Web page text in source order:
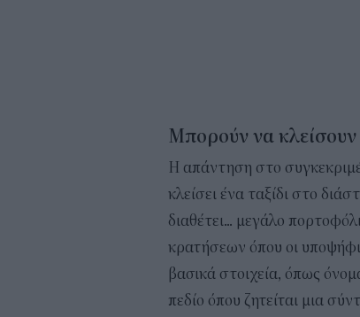
Μπορούν να κλείσουν
Η απάντηση στο
κλείσει ένα ταξίδι στο
διαθέτει... μεγάλο
κρατήσεων όπου οι
βασικά στοιχεία, όπως
πεδίο όπου ζητείται μια